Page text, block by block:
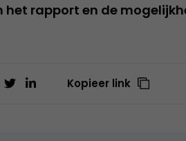
het rapport en de
Kopieer link